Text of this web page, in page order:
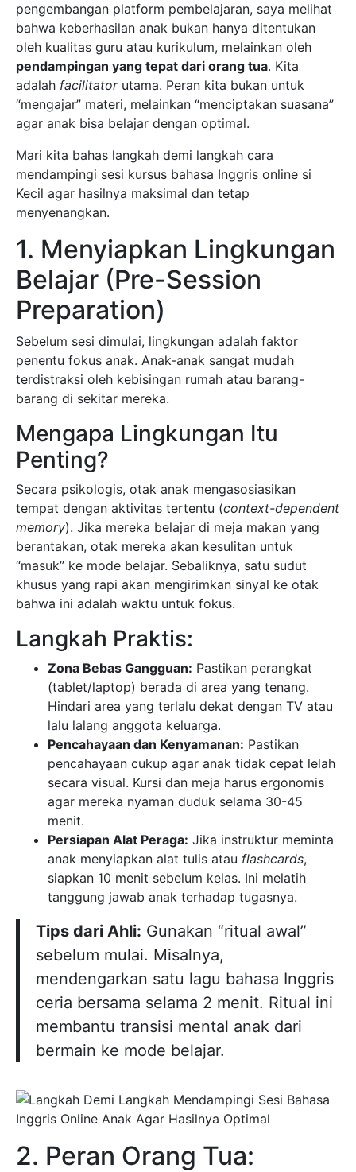
pengembangan platform pembelajaran, saya melihat
bahwa keberhasilan anak bukan hanya ditentukan
oleh kualitas guru atau kurikulum, melainkan oleh
pendampingan yang tepat dari orang tua. Kita
adalah facilitatorutama. Peran kita bukan untuk
“mengajar” materi, melainkan “menciptakan suasana”
agar anak bisa belajar dengan optimal.
Mari kita bahas langkah demi langkah cara
mendampingi sesi kursus bahasa Inggris online si
Kecil agar hasilnya maksimal dan tetap
menyenangkan.
1. Menyiapkan Lingkungan
Belajar (Pre-Session
Preparation)
Sebelum sesi dimulai, lingkungan adalah faktor
penentu fokus anak. Anak-anak sangat mudah
terdistraksi oleh kebisingan rumah atau barang-
barang di sekitar mereka.
Mengapa Lingkungan Itu
Penting?
Secara psikologis, otak anak mengasosiasikan
tempat dengan aktivitas tertentu (context-dependent
memory). Jika mereka belajar di meja makan yang
berantakan, otak mereka akan kesulitan untuk
“masuk” ke mode belajar. Sebaliknya, satu sudut
khusus yang rapi akan mengirimkan sinyal ke otak
bahwa ini adalah waktu untuk fokus.
Langkah Praktis:
Zona Bebas Gangguan: Pastikan perangkat
(tablet/laptop) berada di area yang tenang.
Hindari area yang terlalu dekat dengan TV atau
lalu lalang anggota keluarga.
Pencahayaan dan Kenyamanan: Pastikan
pencahayaan cukup agar anak tidak cepat lelah
secara visual. Kursi dan meja harus ergonomis
agar mereka nyaman duduk selama 30-45
menit.
Persiapan Alat Peraga: Jika instruktur meminta
anak menyiapkan alat tulis atau flashcards,
siapkan 10 menit sebelum kelas. Ini melatih
tanggung jawab anak terhadap tugasnya.
Tips dari Ahli: Gunakan “ritual awal”
sebelum mulai. Misalnya,
mendengarkan satu lagu bahasa Inggris
ceria bersama selama 2 menit. Ritual ini
membantu transisi mental anak dari
bermain ke mode belajar.
2. Peran Orang Tua: